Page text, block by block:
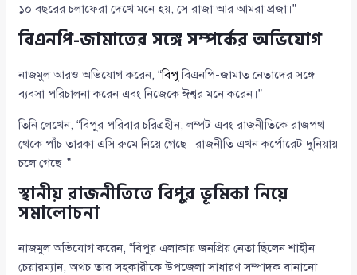
১০ বছরের চলাফেরা দেখে মনে হয়, সে রাজা আর আমরা প্রজা।”
বিএনপি-জামাতের সঙ্গে সম্পর্কের অভিযোগ
নাজমুল আরও অভিযোগ করেন, “বিপুবিএনপি-জামাত নেতাদের সঙ্গে
ব্যবসা পরিচালনা করেন এবং নিজেকে ঈশ্বর মনে করেন।”
তিনি লেখেন, “বিপুর পরিবার চরিত্রহীন, লম্পট এবং রাজনীতিকে রাজপথ
থেকে পাঁচ তারকা এসি রুমে নিয়ে গেছে। রাজনীতি এখন কর্পোরেট দুনিয়ায়
চলে গেছে।”
স্থানীয় রাজনীতিতে বিপুর ভূমিকা নিয়ে
সমালোচনা
নাজমুল অভিযোগ করেন, “বিপুর এলাকায় জনপ্রিয় নেতা ছিলেন শাহীন
চেয়ারম্যান, অথচ তার সহকারীকে উপজেলা সাধারণ সম্পাদক বানানো